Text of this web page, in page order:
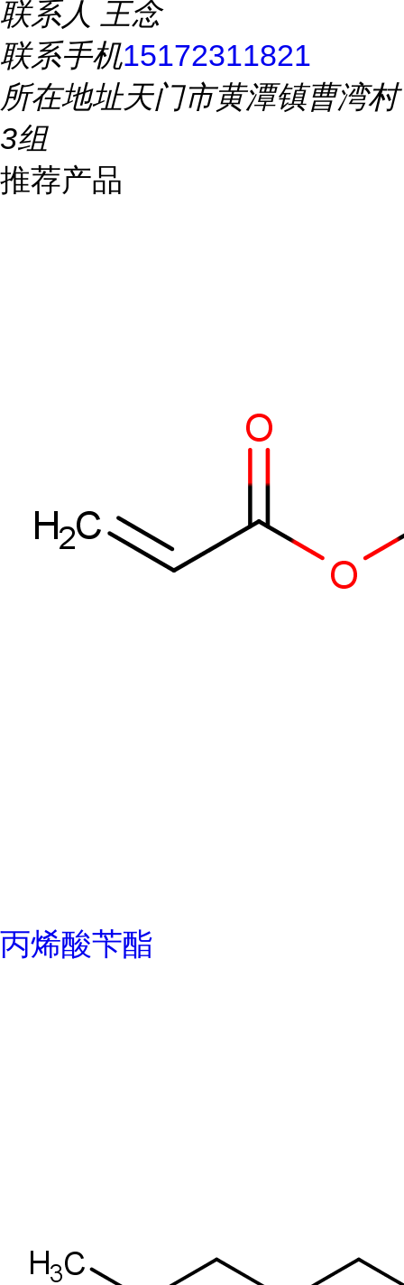
联系人 王念
联系手机15172311821
所在地址天门市黄潭镇曹湾村
3组
推荐产品
丙烯酸苄酯